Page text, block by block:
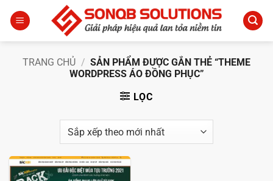
qua
TRANG CHỦ / SẢN PHẨM ĐƯỢC GẮN THẺ “THEME
WORDPRESS ÁO ĐỒNG PHỤC”
LỌC